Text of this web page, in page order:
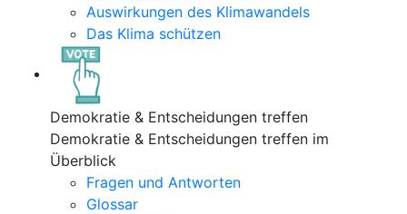
Auswirkungen des Klimawandels
Das Klima schützen
Demokratie & Entscheidungen treffen
Demokratie & Entscheidungen treffen im
Überblick
Fragen und Antworten
Glossar